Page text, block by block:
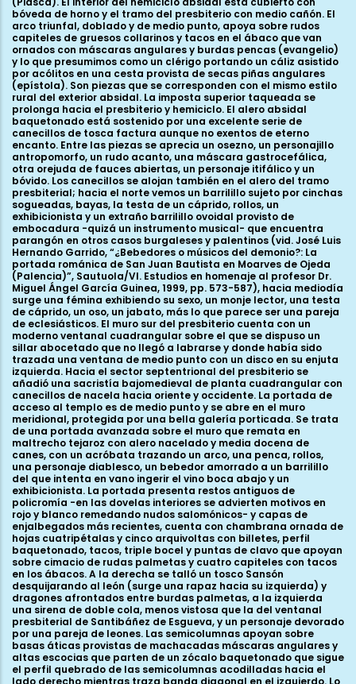
bóveda de horno y el tramo del presbiterio con medio cañón. El
arco triunfal, doblado y de medio punto, apoya sobre rudos
capiteles de gruesos collarinos y tacos en el ábaco que van
ornados con máscaras angulares y burdas pencas (evangelio)
y lo que presumimos como un clérigo portando un cáliz asistido
por acólitos en una cesta provista de secas piñas angulares
(epístola). Son piezas que se corresponden con el mismo estilo
rural del exterior absidal. La imposta superior taqueada se
prolonga hacia el presbiterio y hemiciclo. El alero absidal
baquetonado está sostenido por una excelente serie de
canecillos de tosca factura aunque no exentos de eterno
encanto. Entre las piezas se aprecia un osezno, un personajillo
antropomorfo, un rudo acanto, una máscara gastrocefálica,
otra orejuda de fauces abiertas, un personaje itifálico y un
bóvido. Los canecillos se alojan también en el alero del tramo
presbiterial; hacia el norte vemos un barrilillo sujeto por cinchas
sogueadas, bayas, la testa de un cáprido, rollos, un
exhibicionista y un extraño barrilillo ovoidal provisto de
embocadura -quizá un instrumento musical- que encuentra
parangón en otros casos burgaleses y palentinos (vid. José Luis
Hernando Garrido, “¿Bebedores o músicos del demonio?: La
portada románica de San Juan Bautista en Moarves de Ojeda
(Palencia)”, Sautuola/VI. Estudios en homenaje al profesor Dr.
Miguel Ángel García Guinea, 1999, pp. 573-587), hacia mediodía
surge una fémina exhibiendo su sexo, un monje lector, una testa
de cáprido, un oso, un jabato, más lo que parece ser una pareja
de eclesiásticos. El muro sur del presbiterio cuenta con un
moderno ventanal cuadrangular sobre el que se dispuso un
sillar abocetado que no llegó a labrarse y donde había sido
trazada una ventana de medio punto con un disco en su enjuta
izquierda. Hacia el sector septentrional del presbiterio se
añadió una sacristía bajomedieval de planta cuadrangular con
canecillos de nacela hacia oriente y occidente. La portada de
acceso al templo es de medio punto y se abre en el muro
meridional, protegida por una bella galería porticada. Se trata
de una portada avanzada sobre el muro que remata en
maltrecho tejaroz con alero nacelado y media docena de
canes, con un acróbata trazando un arco, una penca, rollos,
una personaje diablesco, un bebedor amorrado a un barrilillo
del que intenta en vano ingerir el vino boca abajo y un
exhibicionista. La portada presenta restos antiguos de
policromía -en las dovelas interiores se advierten motivos en
rojo y blanco remedando nudos salomónicos- y capas de
enjalbegados más recientes, cuenta con chambrana ornada de
hojas cuatripétalas y cinco arquivoltas con billetes, perfil
baquetonado, tacos, triple bocel y puntas de clavo que apoyan
sobre cimacio de rudas palmetas y cuatro capiteles con tacos
en los ábacos. A la derecha se talló un tosco Sansón
desquijarando al león (surge una rapaz hacia su izquierda) y
dragones afrontados entre burdas palmetas, a la izquierda
una sirena de doble cola, menos vistosa que la del ventanal
presbiterial de Santibáñez de Esgueva, y un personaje devorado
por una pareja de leones. Las semicolumnas apoyan sobre
basas áticas provistas de machacadas máscaras angulares y
altas escocias que parten de un zócalo baquetonado que sigue
el perfil quebrado de las semicolumnas acodilladas hacia el
lado derecho mientras traza banda diagonal en el izquierdo. Lo